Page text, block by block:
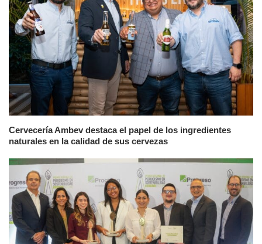
Cervecería Ambev destaca el papel de los ingredientes
naturales en la calidad de sus cervezas